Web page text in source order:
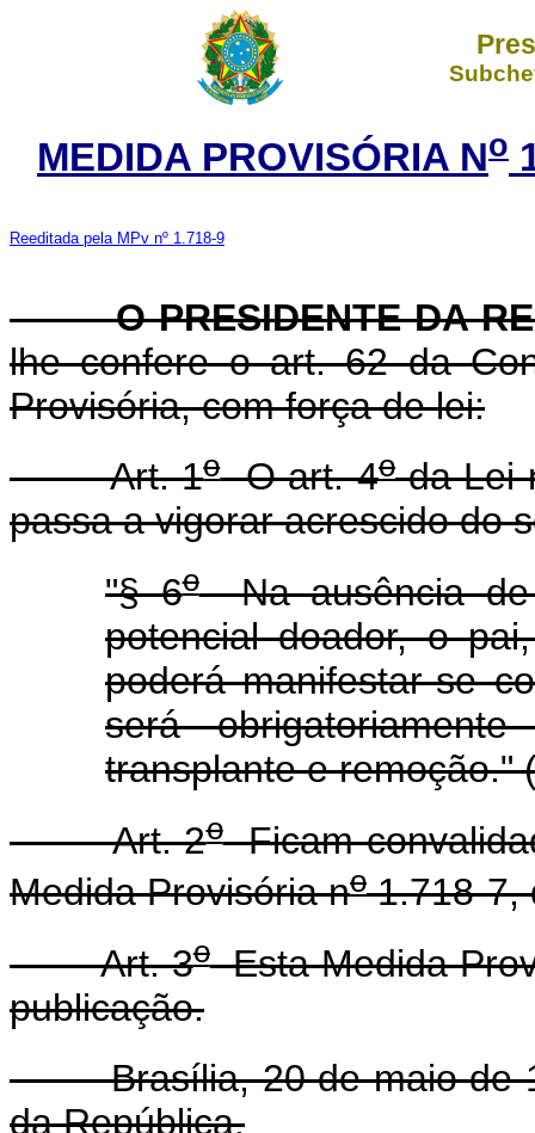
MEDIDA PROVISÓRIA No
Reeditada pela MPv nº 1.718-9
O PRESIDENTE DA
lhe confere o art. 62 da
Provisória, com força de lei:
Art. 1oO art. 4oda Lei
passa a vigorar acrescido do
"§ 6oNa ausência de
potencial doador, o
poderá manifestar-se
será
transplante e remoção."
Art. 2oFicam
Medida Provisória no1.718-7,
Art. 3oEsta Medida
publicação.
Brasília, 20 de maio de
da República.